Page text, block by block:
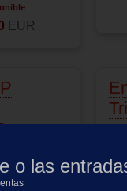
o las
EUR